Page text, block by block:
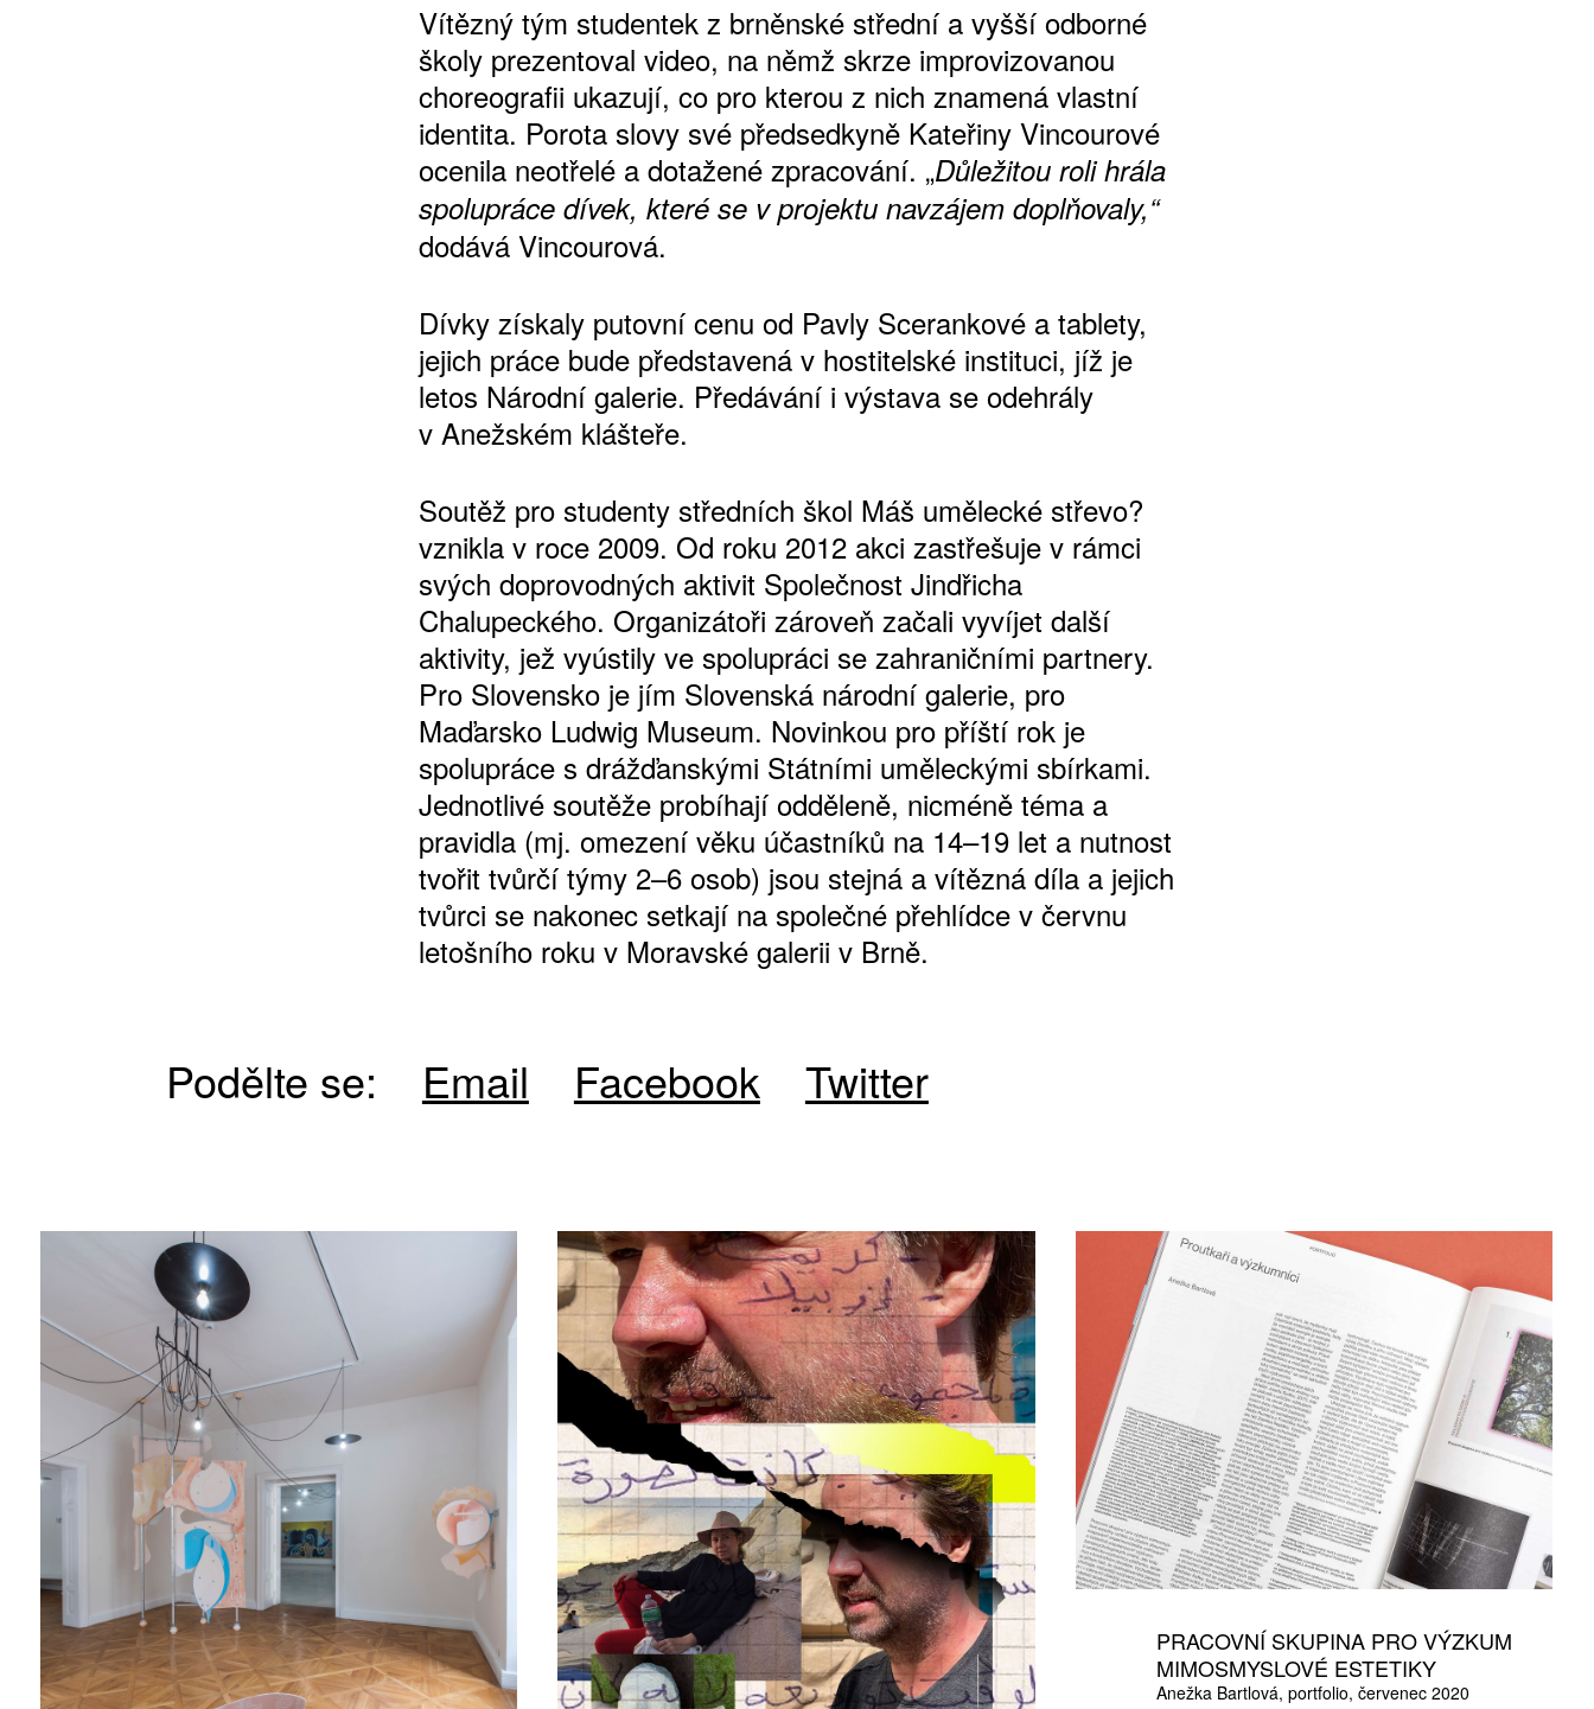
Vítězný tým studentek z brněnské střední a vyšší odborné
školy prezentoval video, na němž skrze improvizovanou
choreografii ukazují, co pro kterou z nich znamená vlastní
identita. Porota slovy své předsedkyně Kateřiny Vincourové
ocenila neotřelé a dotažené zpracování. „Důležitou roli hrála
spolupráce dívek, které se v projektu navzájem doplňovaly,“
dodává Vincourová.
Dívky získaly putovní cenu od Pavly Scerankové a tablety,
jejich práce bude představená v hostitelské instituci, jíž je
letos Národní galerie. Předávání i výstava se odehrály
v Anežském klášteře.
Soutěž pro studenty středních škol Máš umělecké střevo?
vznikla v roce 2009. Od roku 2012 akci zastřešuje v rámci
svých doprovodných aktivit Společnost Jindřicha
Chalupeckého. Organizátoři zároveň začali vyvíjet další
aktivity, jež vyústily ve spolupráci se zahraničními partnery.
Pro Slovensko je jím Slovenská národní galerie, pro
Maďarsko Ludwig Museum. Novinkou pro příští rok je
spolupráce s drážďanskými Státními uměleckými sbírkami.
Jednotlivé soutěže probíhají odděleně, nicméně téma a
pravidla (mj. omezení věku účastníků na 14–19 let a nutnost
tvořit tvůrčí týmy 2–6 osob) jsou stejná a vítězná díla a jejich
tvůrci se nakonec setkají na společné přehlídce v červnu
letošního roku v Moravské galerii v Brně.
Podělte se: Email Facebook Twitter
PRACOVNÍ SKUPINA PRO VÝZKUM
MIMOSMYSLOVÉ ESTETIKY
Anežka Bartlová portfolio červenec 2020
ZA 1100 KČ
10 TIŠTĚNÝCH ČÍSEL
365 DNÍ ONLINE VERZE
ČLENSKÁ KARTA ARTCARD
KOUPIT PŘEDPLATNÉ